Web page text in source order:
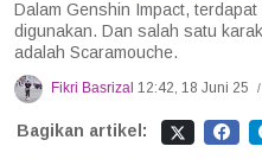
Dalam Genshin Impact,
digunakan. Dan salah satu
adalah Scaramouche.
Fikri Basrizal 12:42, 18 Juni 25 /
Bagikan artikel: